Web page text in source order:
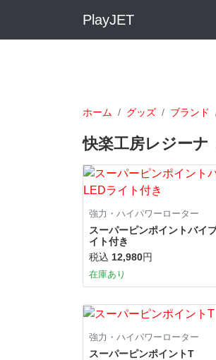
PlayJET
ホーム グッズ ブランド
快楽工房レジーナ
強力・ハイパワーローター
スーパーピンポイントバイ
イト付き
税込 12,980円
在庫あり
強力・ハイパワーローター
スーパーピンポイントT